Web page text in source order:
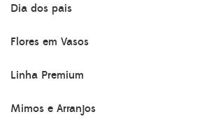
Dia dos pais
Flores em Vasos
Linha Premium
Mimos e Arranjos